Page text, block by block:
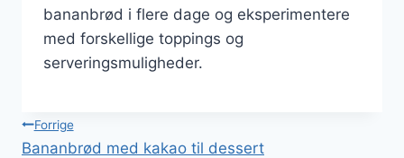
bananbrød i flere dage og eksperimentere
med forskellige toppings og
serveringsmuligheder.
Indlægsnavigation
Forrige
Bananbrød med kakao til dessert